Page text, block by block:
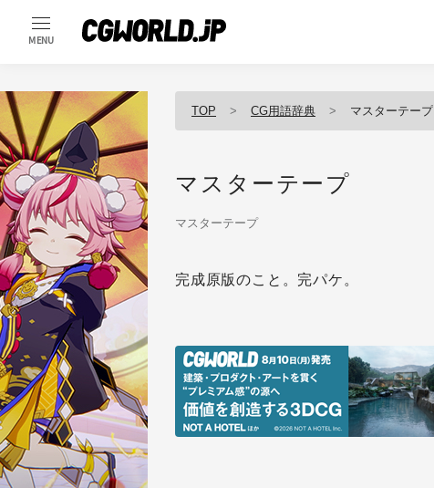
MENU
TOP CG用語辞典 マスターテープ
マスターテープ
マスターテープ
完成原版のこと。完パケ。